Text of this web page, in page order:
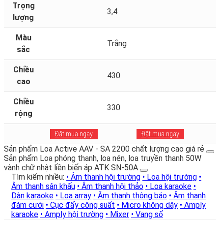
Trọng
lượng
3,4
Màu
sắc
Trắng
Chiều
cao
430
Chiều
rộng
330
Đặt mua ngay Đặt mua ngay
Sản phẩm Loa Active AAV - SA 2200 chất lượng cao giá rẻ
Sản phẩm Loa phóng thanh, loa nén, loa truyền thanh 50W
vành chữ nhật liền biến áp ATK SN-50A
Tìm kiếm nhiều: • Âm thanh hội trường • Loa hội trường •
Âm thanh sân khấu • Âm thanh hội thảo • Loa karaoke •
Dàn karaoke • Loa array • Âm thanh thông báo • Âm thanh
đám cưới • Cục đẩy công suất • Micro không dây • Amply
karaoke • Amply hội trường • Mixer • Vang số